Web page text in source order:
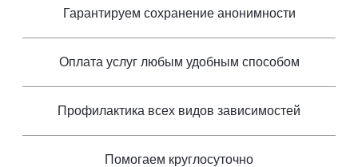
Гарантируем сохранение анонимности
Оплата услуг любым удобным способом
Профилактика всех видов зависимостей
Помогаем круглосуточно